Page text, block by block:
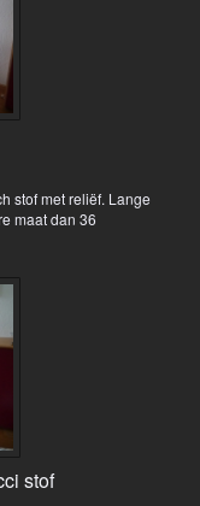
stof met reliëf. Lange
maat dan 36
stof